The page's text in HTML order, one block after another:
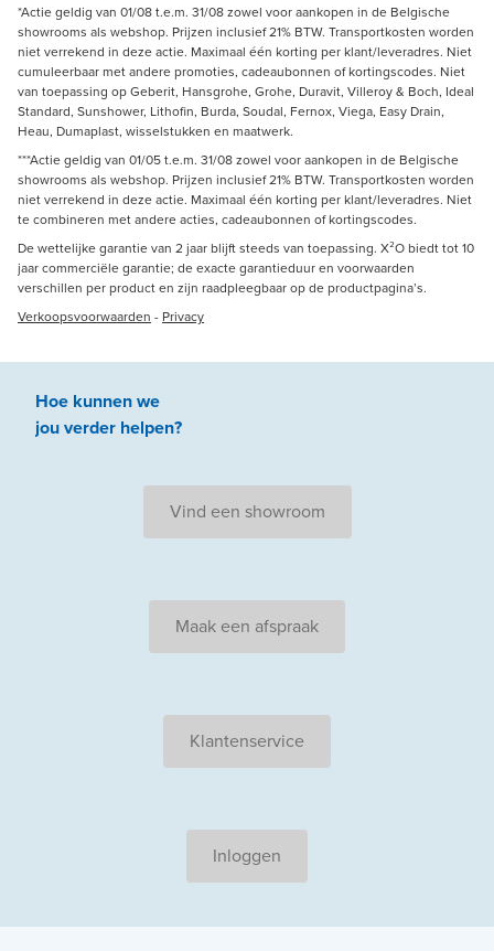
*Actie geldig van 01/08 t.e.m. 31/08 zowel voor aankopen in de Belgische
showrooms als webshop. Prijzen inclusief 21% BTW. Transportkosten worden
niet verrekend in deze actie. Maximaal één korting per klant/leveradres. Niet
cumuleerbaar met andere promoties, cadeaubonnen of kortingscodes. Niet
van toepassing op Geberit, Hansgrohe, Grohe, Duravit, Villeroy & Boch, Ideal
Standard, Sunshower, Lithofin, Burda, Soudal, Fernox, Viega, Easy Drain,
Heau, Dumaplast, wisselstukken en maatwerk.
***Actie geldig van 01/05 t.e.m. 31/08 zowel voor aankopen in de Belgische
showrooms als webshop. Prijzen inclusief 21% BTW. Transportkosten worden
niet verrekend in deze actie. Maximaal één korting per klant/leveradres. Niet
te combineren met andere acties, cadeaubonnen of kortingscodes.
De wettelijke garantie van 2 jaar blijft steeds van toepassing. X²O biedt tot 10
jaar commerciële garantie; de exacte garantieduur en voorwaarden
verschillen per product en zijn raadpleegbaar op de productpagina’s.
Verkoopsvoorwaarden - Privacy
Hoe kunnen we
jouverder helpen?
Vind een showroom
Maak een afspraak
Klantenservice
Inloggen